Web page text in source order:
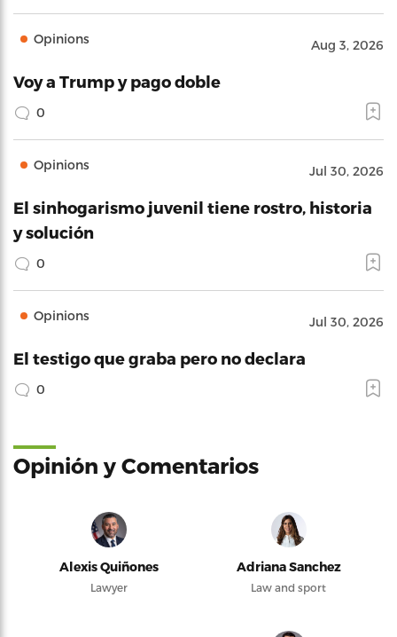
Opinions Aug 3, 2026
Voy a Trump y pago doble
0
Opinions Jul 30, 2026
El sinhogarismo juvenil tiene rostro, historia
y solución
0
Opinions Jul 30, 2026
El testigo que graba pero no declara
0
Opinión y Comentarios
Alexis Quiñones
Lawyer
Adriana Sanchez
Law and sport